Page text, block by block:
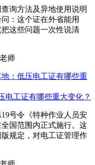
询方法及异地使用说明
：这个证在外省能用
这些问题一次性说清
师
电工证有哪些重大变化？
号令《特种作业人员安
国范围内正式施行。这
规定，对电工证管理作